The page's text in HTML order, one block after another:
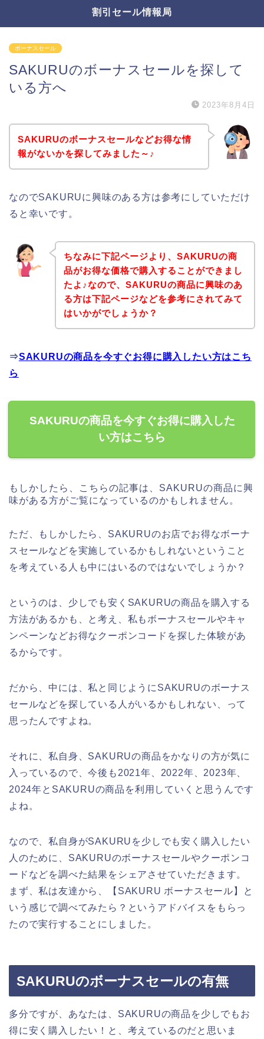
割引セール情報局
ボーナスセール
SAKURUのボーナスセールを探して
いる方へ
2023年8月4日
SAKURUのボーナスセールなどお得な情
報がないかを探してみました～♪
なのでSAKURUに興味のある方は参考にしていただけ
ると幸いです。
ちなみに下記ページより、SAKURUの商
品がお得な価格で購入することができまし
たよ♪なので、SAKURUの商品に興味のあ
る方は下記ページなどを参考にされてみて
はいかがでしょうか？
⇒SAKURUの商品を今すぐお得に購入したい方はこち
ら
SAKURUの商品を今すぐお得に購入した
い方はこちら
もしかしたら、こちらの記事は、SAKURUの商品に興
味がある方がご覧になっているのかもしれません。
ただ、もしかしたら、SAKURUのお店でお得なボーナ
スセールなどを実施しているかもしれないということ
を考えている人も中にはいるのではないでしょうか？
というのは、少しでも安くSAKURUの商品を購入する
方法があるかも、と考え、私もボーナスセールやキャ
ンペーンなどお得なクーポンコードを探した体験があ
るからです。
だから、中には、私と同じようにSAKURUのボーナス
セールなどを探している人がいるかもしれない、って
思ったんですよね。
それに、私自身、SAKURUの商品をかなりの方が気に
入っているので、今後も2021年、2022年、2023年、
2024年とSAKURUの商品を利用していくと思うんです
よね。
なので、私自身がSAKURUを少しでも安く購入したい
人のために、SAKURUのボーナスセールやクーポンコ
ードなどを調べた結果をシェアさせていただきます。
まず、私は友達から、【SAKURU ボーナスセール】と
いう感じで調べてみたら？というアドバイスをもらっ
たので実行することにしました。
SAKURUのボーナスセールの有無
多分ですが、あなたは、SAKURUの商品を少しでもお
得に安く購入したい！と、考えているのだと思いま